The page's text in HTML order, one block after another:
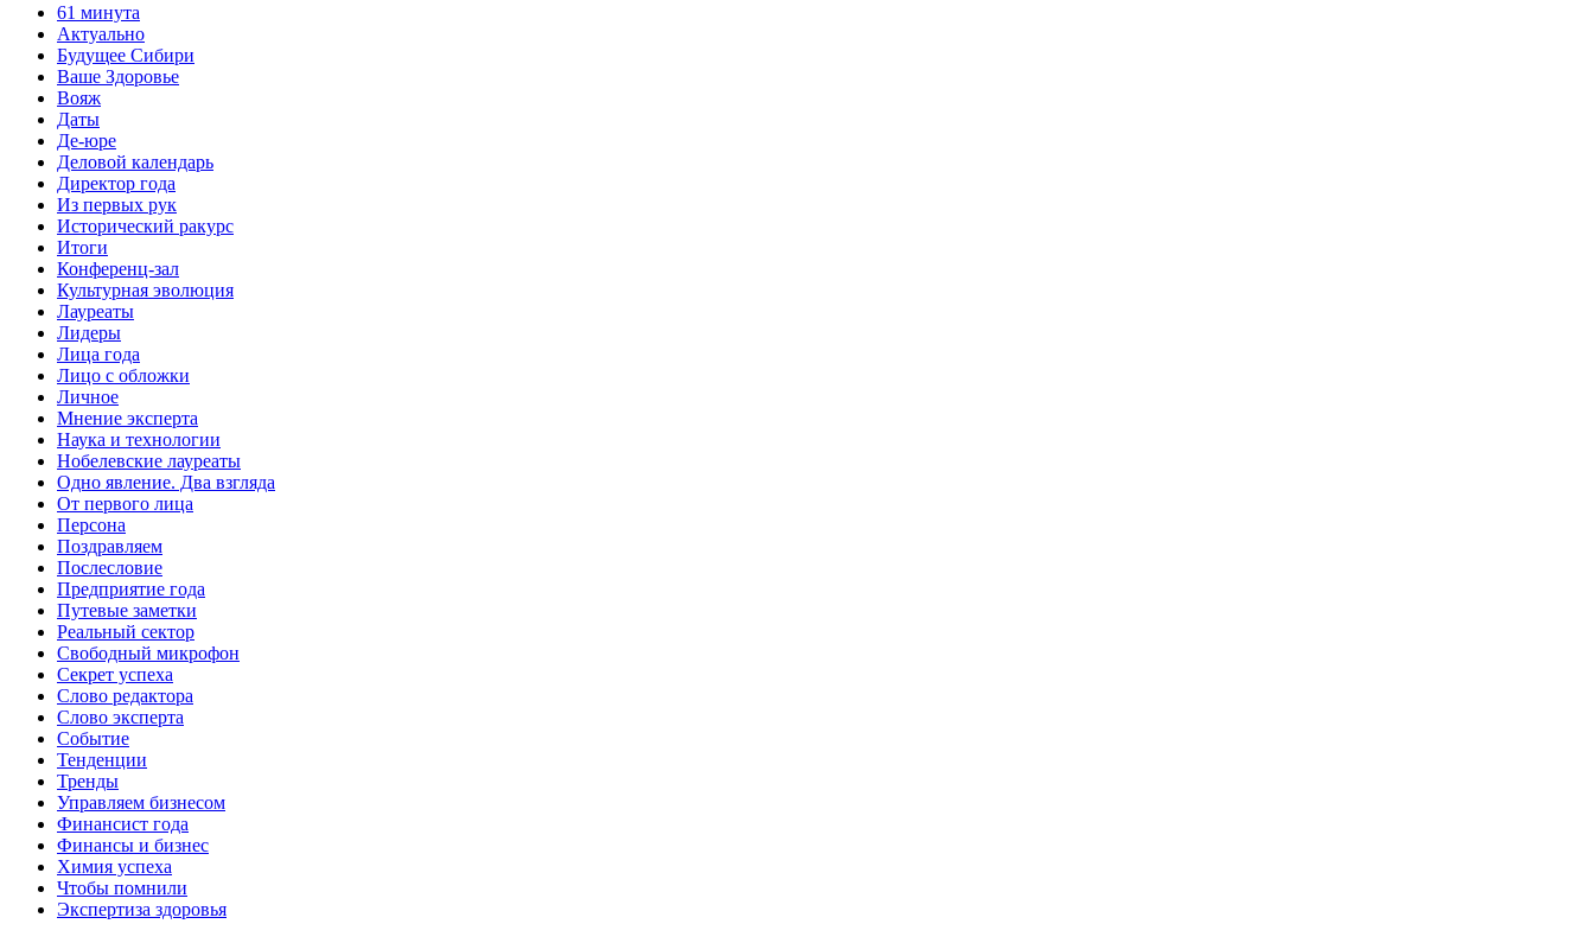
61 минута
Актуально
Будущее Сибири
Ваше Здоровье
Вояж
Даты
Де-юре
Деловой календарь
Директор года
Из первых рук
Исторический ракурс
Итоги
Конференц-зал
Культурная эволюция
Лауреаты
Лидеры
Лица года
Лицо с обложки
Личное
Мнение эксперта
Наука и технологии
Нобелевские лауреаты
Одно явление. Два взгляда
От первого лица
Персона
Поздравляем
Послесловие
Предприятие года
Путевые заметки
Реальный сектор
Свободный микрофон
Секрет успеха
Слово редактора
Слово эксперта
Событие
Тенденции
Тренды
Управляем бизнесом
Финансист года
Финансы и бизнес
Химия успеха
Чтобы помнили
Экспертиза здоровья